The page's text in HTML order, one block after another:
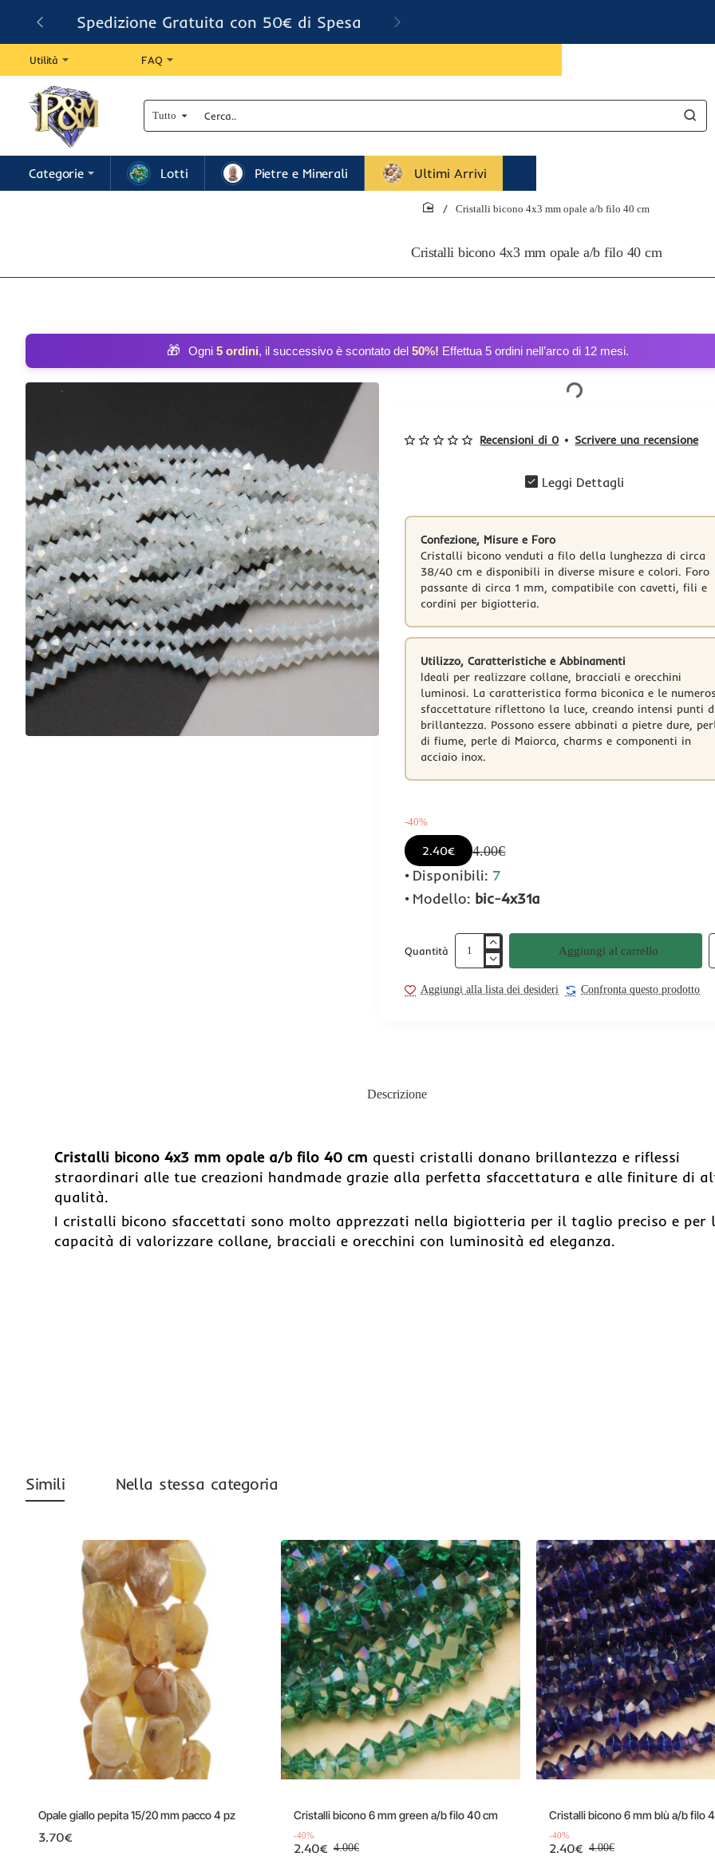
Spedizione Gratuita con 50€ di Spesa
Utilità FAQ
Tutto
Cerca..
Categorie Lotti Pietre e Minerali Ultimi Arrivi
Cristalli bicono 4x3 mm opale a/b filo 40 cm
Cristalli bicono 4x3 mm opale a/b filo 40 cm
🎁 Ogni 5 ordini, il successivo è scontato del 50%! Effettua 5 ordini nell’arco di 12 mesi.
Leggi Dettagli
Confezione, Misure e Foro
Cristalli bicono venduti a filo della lunghezza di circa
38/40 cm e disponibili in diverse misure e colori. Foro
passante di circa 1 mm, compatibile con cavetti, fili e
cordini per bigiotteria.
Utilizzo, Caratteristiche e Abbinamenti
Ideali per realizzare collane, bracciali e orecchini
luminosi. La caratteristica forma biconica e le
sfaccettature riflettono la luce, creando intensi punti
brillantezza. Possono essere abbinati a pietre dure,
di fiume, perle di Maiorca, charms e componenti in
acciaio inox.
Recensioni di 0 • Scrivere una recensione
-40%
2.40€ 4.00€
Disponibili: 7
Modello: bic-4x31a
Quantità Aggiungi al carrello
Aggiungi alla lista dei desideri Confronta questo prodotto
Descrizione
Cristalli bicono 4x3 mm opale a/b filo 40 cm questi cristalli donano brillantezza e riflessi
straordinari alle tue creazioni handmade grazie alla perfetta sfaccettatura e alle finiture di
qualità.
I cristalli bicono sfaccettati sono molto apprezzati nella bigiotteria per il taglio preciso e per
capacità di valorizzare collane, bracciali e orecchini con luminosità ed eleganza.
Simili Nella stessa categoria
Opale giallo pepita 15/20 mm pacco 4 pz
3.70€
Top Quality
Cristalli bicono 6 mm green a/b filo 40 cm
-40%
2.40€ 4.00€
Top Quality
Cristalli bicono 6 mm blù a/b filo
-40%
2.40€ 4.00€